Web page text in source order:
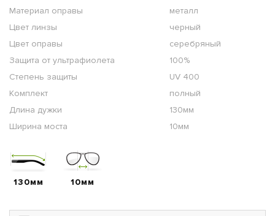
Материал оправы
металл
Цвет линзы
черный
Цвет оправы
серебряный
Защита от ультрафиолета
100%
Степень защиты
UV 400
Комплект
полный
Длина дужки
130мм
Ширина моста
10мм
130мм 10мм